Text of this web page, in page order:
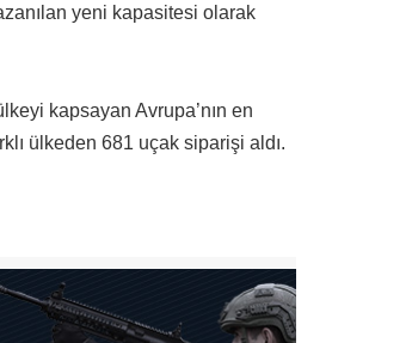
yeni kapasitesi olarak
kapsayan Avrupa’nın en
ülkeden 681 uçak siparişi aldı.